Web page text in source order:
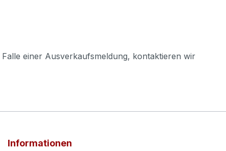
einer Ausverkaufsmeldung, kontaktieren wir
Informationen